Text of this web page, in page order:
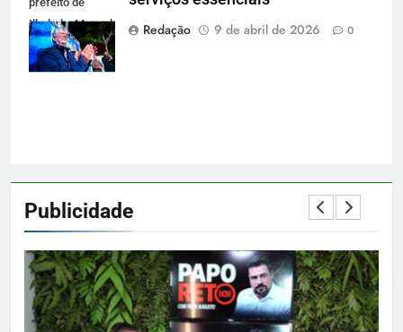
Ilhabela: Manoel
Marcos de
Jesus Ferreira
Redação
9 de abril de 2026 0
Publicidade